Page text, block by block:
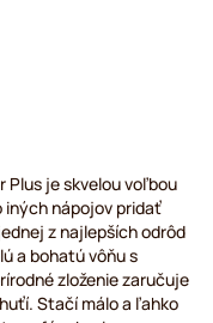
Plus je skvelou voľbou
iných nápojov pridať
z najlepších odrôd
a bohatú vôňu s
zloženie zaručuje
Stačí málo a ľahko